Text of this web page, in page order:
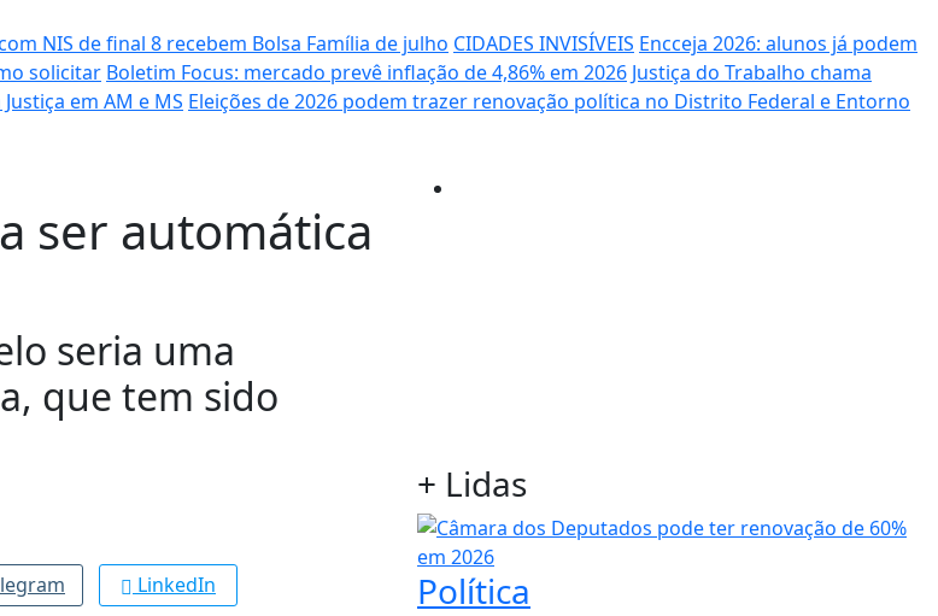
NIS de final 8 recebem Bolsa Família de julho CIDADES INVISÍVEIS Encceja 2026: alunos já podem
solicitar Boletim Focus: mercado prevê inflação de 4,86% em 2026 Justiça do Trabalho chama
em AM e MS Eleições de 2026 podem trazer renovação política no Distrito Federal e Entorno
ser automática
seria uma
que tem sido
LinkedIn
+ Lidas
Política